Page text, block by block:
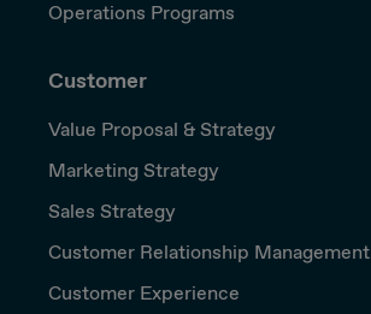
Operations Programs
Customer
Value Proposal & Strategy
Marketing Strategy
Sales Strategy
Customer Relationship Management
Customer Experience